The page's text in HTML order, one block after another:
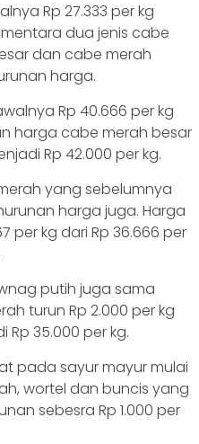
Rp 27.333 per kg
dua jenis cabe
dan cabe merah
harga.
Rp 40.666 per kg
harga cabe merah besar
Rp 42.000 per kg.
yang sebelumnya
harga juga. Harga
per kg dari Rp 36.666 per
putih juga sama
turun Rp 2.000 per kg
Rp 35.000 per kg.
pada sayur mayur mulai
wortel dan buncis yang
sebesra Rp 1.000 per